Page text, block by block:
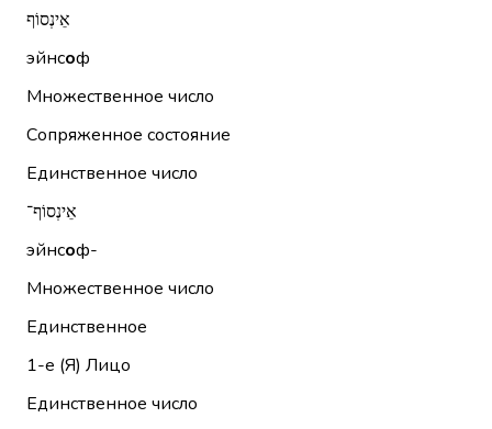
אֵינְסוֹף
эйнсоф
Множественное число
Сопряженное состояние
Единственное число
אֵינְסוֹף־
эйнсоф-
Множественное число
Единственное
1-е (Я) Лицо
Единственное число